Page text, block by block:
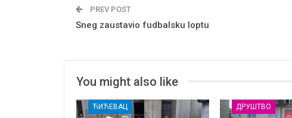
PREV POST
Sneg zaustavio fudbalsku loptu
You might also like
ЋИЋЕВАЦ ДРУШТВО